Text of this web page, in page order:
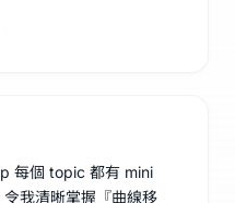
每個 topic 都有 mini
我清晰掌握『曲線移